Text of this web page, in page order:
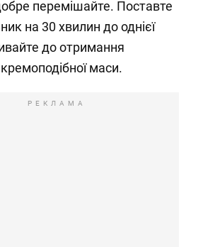
перемішайте. Поставте
на 30 хвилин до однієї
до отримання
маси.
РЕКЛАМА